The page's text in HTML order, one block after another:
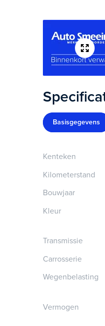
Basisgegevens
Kenteken
Kilometerstand
Bouwjaar
Kleur
Transmissie
Carrosserie
Wegenbelasting
Vermogen